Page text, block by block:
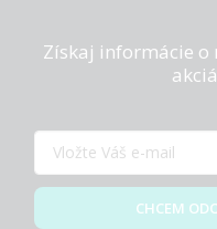
Získaj informácie o
CHCEM